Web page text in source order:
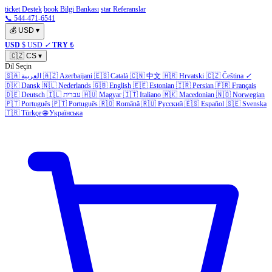
ticket Destek book Bilgi Bankası star Referanslar
📞 544-471-6541
💰 USD ▾
USD $ USD ✓ TRY ₺
🇨🇿 CS ▾
Dil Seçin
🇸🇦 العربية 🇦🇿 Azerbaijani 🇪🇸 Català 🇨🇳 中文 🇭🇷 Hrvatski 🇨🇿 Čeština ✓
🇩🇰 Dansk 🇳🇱 Nederlands 🇬🇧 English 🇪🇪 Estonian 🇮🇷 Persian 🇫🇷 Français
🇩🇪 Deutsch 🇮🇱 עברית 🇭🇺 Magyar 🇮🇹 Italiano 🇲🇰 Macedonian 🇳🇴 Norwegian
🇵🇹 Português 🇵🇹 Português 🇷🇴 Română 🇷🇺 Русский 🇪🇸 Español 🇸🇪 Svenska
🇹🇷 Türkçe 🌐 Українська